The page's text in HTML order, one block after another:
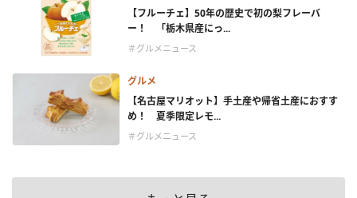
【フルーチェ】50年の歴史で初の梨フレーバ
ー！ 「栃木県産にっ...
＃グルメニュース
グルメ
【名古屋マリオット】手土産や帰省土産におすす
め！ 夏季限定レモ...
＃グルメニュース